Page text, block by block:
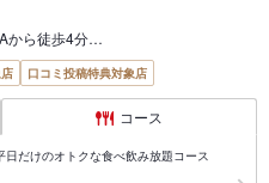
から徒歩4分…
口コミ投稿特典対象店
コース
だけのオトクな食べ飲み放題コース